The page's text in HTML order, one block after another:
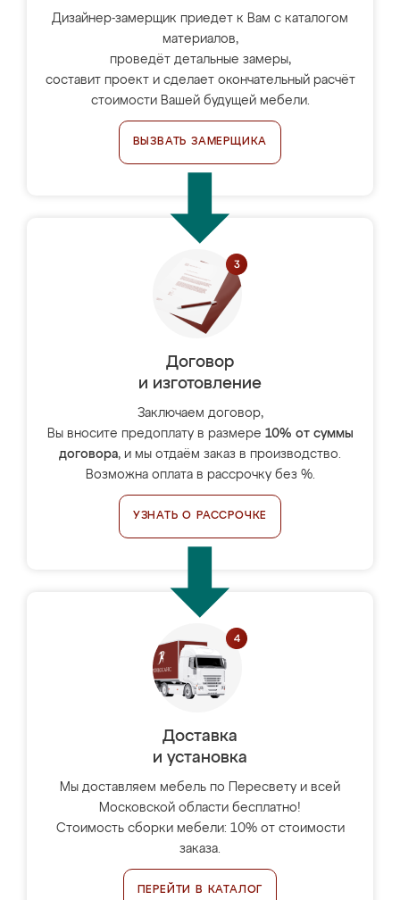
Дизайнер-замерщик приедет к Вам с каталогом
материалов,
проведёт детальные замеры,
составит проект и сделает окончательный расчёт
стоимости Вашей будущей мебели.
ВЫЗВАТЬ ЗАМЕРЩИКА
Договор
и изготовление
Заключаем договор,
Вы вносите предоплату в размере 10% от суммы
договора, и мы отдаём заказ в производство.
Возможна оплата в рассрочку без %.
УЗНАТЬ О РАССРОЧКЕ
Доставка
и установка
Мы доставляем мебель по Пересвету и всей
Московской области бесплатно!
Стоимость сборки мебели: 10% от стоимости
заказа.
ПЕРЕЙТИ В КАТАЛОГ